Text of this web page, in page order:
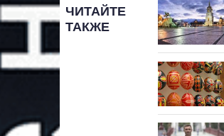
ЧИТАЙТЕ
ТАКЖЕ